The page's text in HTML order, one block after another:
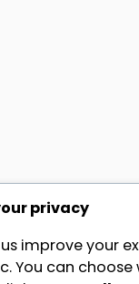
privacy
improve your
You can